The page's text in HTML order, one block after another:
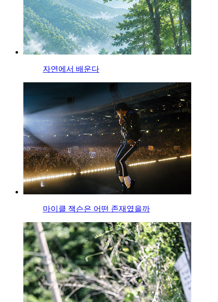
자연에서 배운다
마이클 잭슨은 어떤 존재였을까